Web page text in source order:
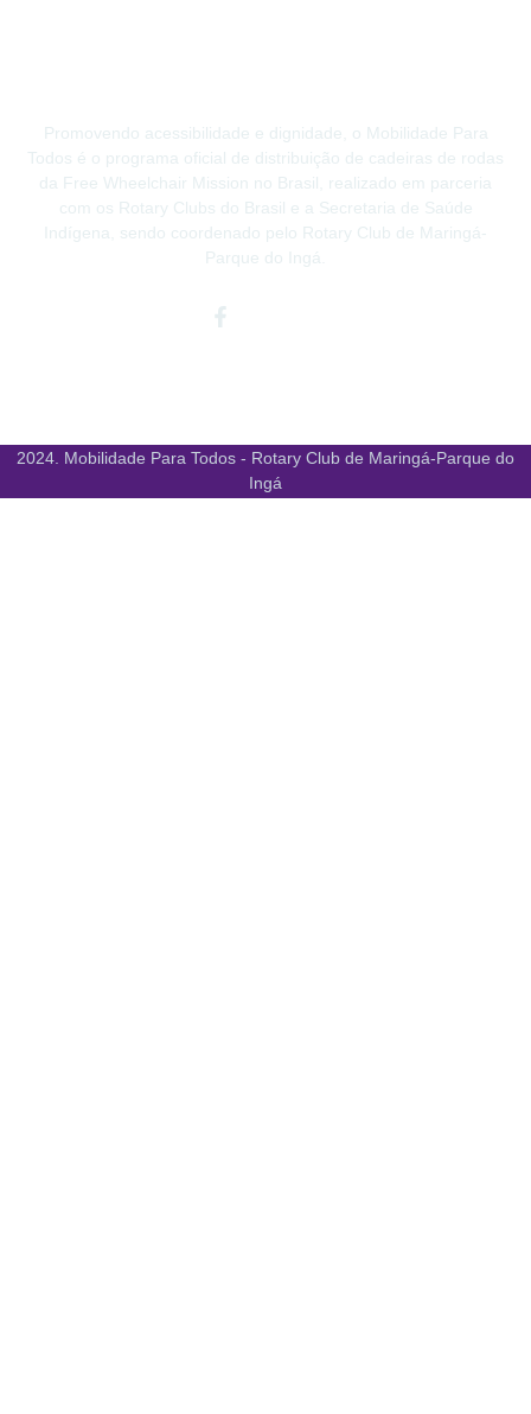
Promovendo acessibilidade e dignidade, o Mobilidade Para
Todos é o programa oficial de distribuição de cadeiras de rodas
da Free Wheelchair Mission no Brasil, realizado em parceria
com os Rotary Clubs do Brasil e a Secretaria de Saúde
Indígena, sendo coordenado pelo Rotary Club de Maringá-
Parque do Ingá.
Facebook-
2024. Mobilidade Para Todos - Rotary Club de Maringá-Parque do
Ingá